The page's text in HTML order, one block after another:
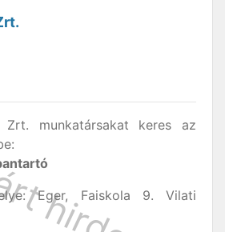
munkatársakat keres az
Eger, Faiskola 9. Vilati